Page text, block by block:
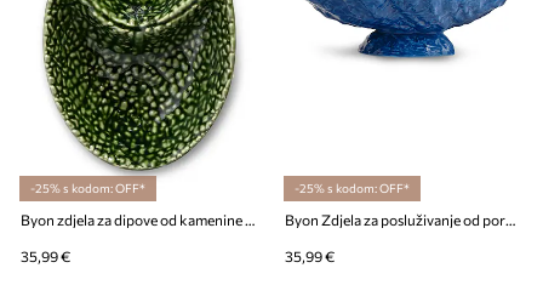
-25% s kodom: OFF*
35,99 €
-25% s kodom: OFF*
35,99 €